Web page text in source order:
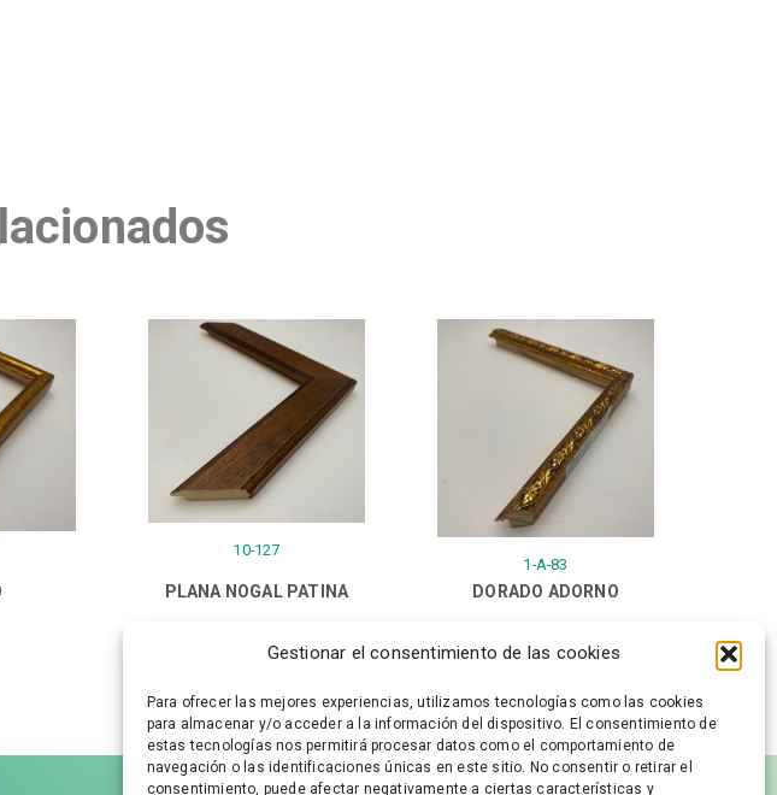
Gestionar el consentimiento de las cookies
Para ofrecer las mejores experiencias, utilizamos tecnologías como las cookies
para almacenar y/o acceder a la información del dispositivo. El consentimiento de
estas tecnologías nos permitirá procesar datos como el comportamiento de
navegación o las identificaciones únicas en este sitio. No consentir o retirar el
consentimiento, puede afectar negativamente a ciertas características y
10-127
PLANA NOGAL PATINA
1-A-83
DORADO ADORNO